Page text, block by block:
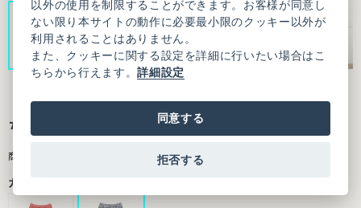
ちぢみギンガム くしゅくしゅスカート
商品番号：7301SK005261F20
カラー
以外の使用を制限することができます。お客様が同意し
ない限り本サイトの動作に必要最小限のクッキー以外が
利用されることはありません。
また、クッキーに関する設定を詳細に行いたい場合はこ
ちらから行えます。詳細設定
同意する
拒否する